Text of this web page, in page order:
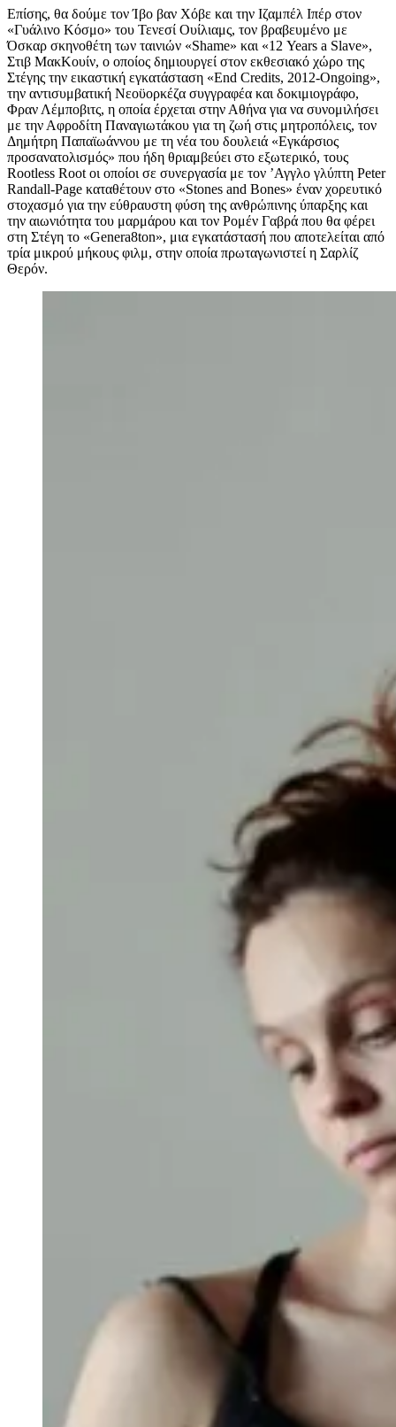
Επίσης, θα δούμε τον Ίβο βαν Χόβε και την Ιζαμπέλ Ιπέρ στον
«Γυάλινο Κόσμο» του Τενεσί Ουίλιαμς, τον βραβευμένο με
Όσκαρ σκηνοθέτη των ταινιών «Shame» και «12 Years a Slave»,
Στιβ ΜακΚουίν, ο οποίος δημιουργεί στον εκθεσιακό χώρο της
Στέγης την εικαστική εγκατάσταση «End Credits, 2012-Οngoing»,
την αντισυμβατική Νεοϋορκέζα συγγραφέα και δοκιμιογράφο,
Φραν Λέμποβιτς, η οποία έρχεται στην Αθήνα για να συνομιλήσει
με την Αφροδίτη Παναγιωτάκου για τη ζωή στις μητροπόλεις, τον
Δημήτρη Παπαϊωάννου με τη νέα του δουλειά «Εγκάρσιος
προσανατολισμός» που ήδη θριαμβεύει στο εξωτερικό, τους
Rootless Root οι οποίοι σε συνεργασία με τον ’Αγγλο γλύπτη Peter
Randall-Page καταθέτουν στο «Stones and Bones» έναν χορευτικό
στοχασμό για την εύθραυστη φύση της ανθρώπινης ύπαρξης και
την αιωνιότητα του μαρμάρου και τον Ρομέν Γαβρά που θα φέρει
στη Στέγη το «Genera8ton», μια εγκατάστασή που αποτελείται από
τρία μικρού μήκους φιλμ, στην οποία πρωταγωνιστεί η Σαρλίζ
Θερόν.